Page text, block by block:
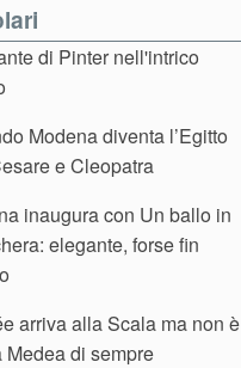
di Pinter nell'intrico
Modena diventa l’Egitto
e Cleopatra
inaugura con Un ballo in
elegante, forse fin
arriva alla Scala ma non è
Medea di sempre